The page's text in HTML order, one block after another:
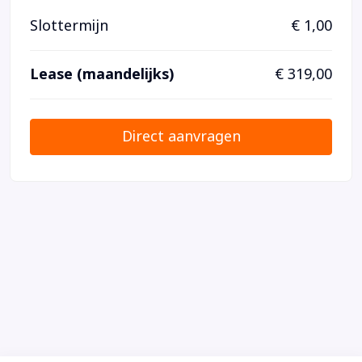
Slottermijn
€ 1,00
Lease (maandelijks) € 319,00
Direct aanvragen